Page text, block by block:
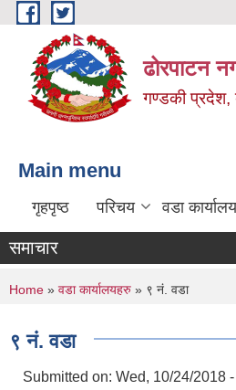
Skip to main content
ढोरपाटन
गण्डकी प्रदेश,
Main menu
गृहपृष्ठ परिचय वडा
समाचार
You are here
Home » वडा कार्यालयहरु » ९ नं. वडा
९ नं. वडा
Submitted on: Wed, 10/24/2018